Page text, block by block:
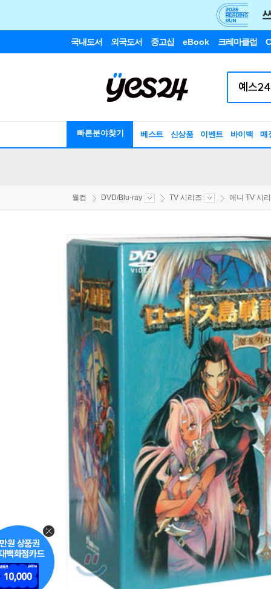
국내도서 외국도서 중고샵 eBook 크레마클럽
빠른분야찾기 베스트 신상품 이벤트 바이백 매
웰컴 DVD/Blu-ray TV 시리즈 애니 TV 시